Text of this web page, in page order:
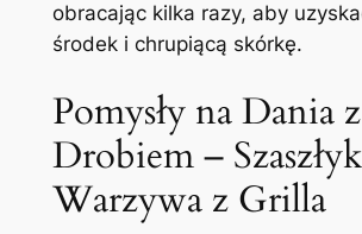
obracając kilka razy, aby
środek i chrupiącą skórkę.
Pomysły na Dania z
Drobiem –
Warzywa z Grilla